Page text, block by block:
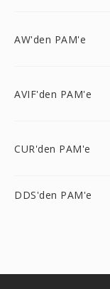
AW'den PAM'e
AVIF'den PAM'e
CUR'den PAM'e
DDS'den PAM'e